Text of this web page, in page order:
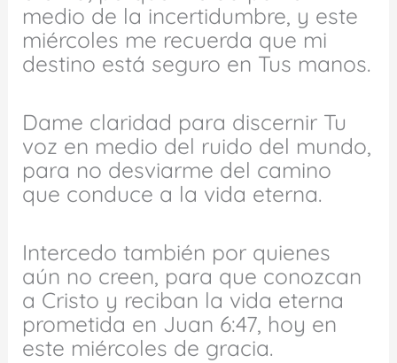
medio de la incertidumbre, y este
miércoles me recuerda que mi
destino está seguro en Tus manos.
Dame claridad para discernir Tu
voz en medio del ruido del mundo,
para no desviarme del camino
que conduce a la vida eterna.
Intercedo también por quienes
aún no creen, para que conozcan
a Cristo y reciban la vida eterna
prometida en Juan 6:47, hoy en
este miércoles de gracia.